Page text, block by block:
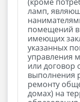
ламп,
помещений в
имеющих
указанных
управления
или договор
выполнения
ремонту
домах) на